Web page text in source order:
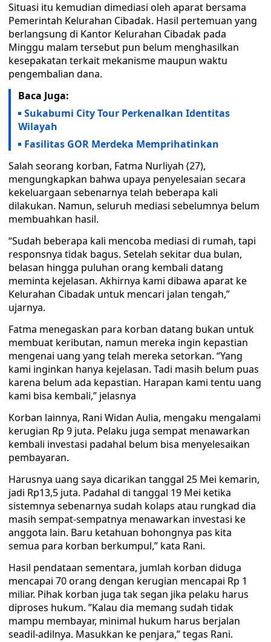
Situasi itu kemudian dimediasi oleh aparat bersama
Pemerintah Kelurahan Cibadak. Hasil pertemuan yang
berlangsung di Kantor Kelurahan Cibadak pada
Minggu malam tersebut pun belum menghasilkan
kesepakatan terkait mekanisme maupun waktu
pengembalian dana.
Baca Juga:
Sukabumi City Tour Perkenalkan Identitas
Wilayah
Fasilitas GOR Merdeka Memprihatinkan
Salah seorang korban, Fatma Nurliyah (27),
mengungkapkan bahwa upaya penyelesaian secara
kekeluargaan sebenarnya telah beberapa kali
dilakukan. Namun, seluruh mediasi sebelumnya belum
membuahkan hasil.
“Sudah beberapa kali mencoba mediasi di rumah, tapi
responsnya tidak bagus. Setelah sekitar dua bulan,
belasan hingga puluhan orang kembali datang
meminta kejelasan. Akhirnya kami dibawa aparat ke
Kelurahan Cibadak untuk mencari jalan tengah,”
ujarnya.
Fatma menegaskan para korban datang bukan untuk
membuat keributan, namun mereka ingin kepastian
mengenai uang yang telah mereka setorkan. “Yang
kami inginkan hanya kejelasan. Tadi masih belum puas
karena belum ada kepastian. Harapan kami tentu uang
kami bisa kembali,” jelasnya
Korban lainnya, Rani Widan Aulia, mengaku mengalami
kerugian Rp 9 juta. Pelaku juga sempat menawarkan
kembali investasi padahal belum bisa menyelesaikan
pembayaran.
Harusnya uang saya dicarikan tanggal 25 Mei kemarin,
jadi Rp13,5 juta. Padahal di tanggal 19 Mei ketika
sistemnya sebenarnya sudah kolaps atau rungkad dia
masih sempat-sempatnya menawarkan investasi ke
anggota lain. Baru ketahuan bohongnya pas kita
semua para korban berkumpul,” kata Rani.
Hasil pendataan sementara, jumlah korban diduga
mencapai 70 orang dengan kerugian mencapai Rp 1
miliar. Pihak korban juga tak segan jika pelaku harus
diproses hukum. ”Kalau dia memang sudah tidak
mampu membayar, minimal hukum harus berjalan
seadil-adilnya. Masukkan ke penjara,” tegas Rani.